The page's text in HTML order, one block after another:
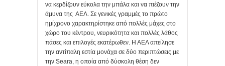
να κερδίζουν εύκολα την μπάλα και να πιέζουν την
άμυνα της ΑΕΛ. Σε γενικές γραμμές το πρώτο
ημίχρονο χαρακτηρίστηκε από πολλές μάχες στο
χώρο του κέντρου, νευρικότητα και πολλές λάθος
πάσες και επιλογές εκατέρωθεν. Η ΑΕΛ απείλησε
την αντίπαλη εστία μονάχα σε δύο περιπτώσεις με
την Seara, η οποία από δύσκολη θέση δεν